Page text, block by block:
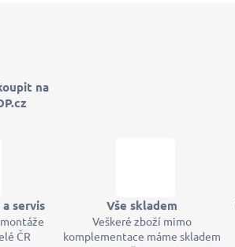
na
servis
ČR
Vše skladem
Veškeré zboží mimo
komplementace máme skladem